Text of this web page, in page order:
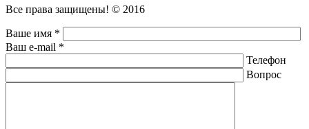
Все права защищены! © 2016
Ваше имя *
Ваш e-mail *
Телефон
Вопрос